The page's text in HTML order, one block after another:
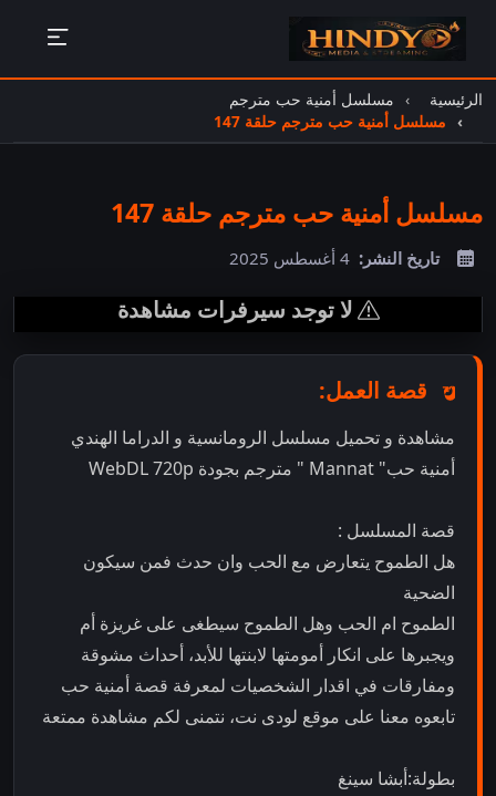
الرئيسية
مسلسل أمنية حب مترجم
مسلسل أمنية حب مترجم حلقة 147
مسلسل أمنية حب مترجم حلقة 147
تاريخ النشر: 4 أغسطس 2025
لا توجد سيرفرات مشاهدة
قصة العمل:
مشاهدة و تحميل مسلسل الرومانسية و الدراما الهندي
أمنية حب" Mannat " مترجم بجودة WebDL 720p
قصة المسلسل :
هل الطموح يتعارض مع الحب وان حدث فمن سيكون
الضحية
الطموح ام الحب وهل الطموح سيطغى على غريزة أم
ويجبرها على انكار أمومتها لابنتها للأبد، أحداث مشوقة
ومفارقات في اقدار الشخصيات لمعرفة قصة أمنية حب
تابعوه معنا على موقع لودى نت، نتمنى لكم مشاهدة ممتعة
بطولة:أبشا سينغ